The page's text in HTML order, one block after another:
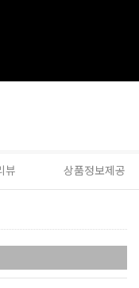
뷰 상품정보제공